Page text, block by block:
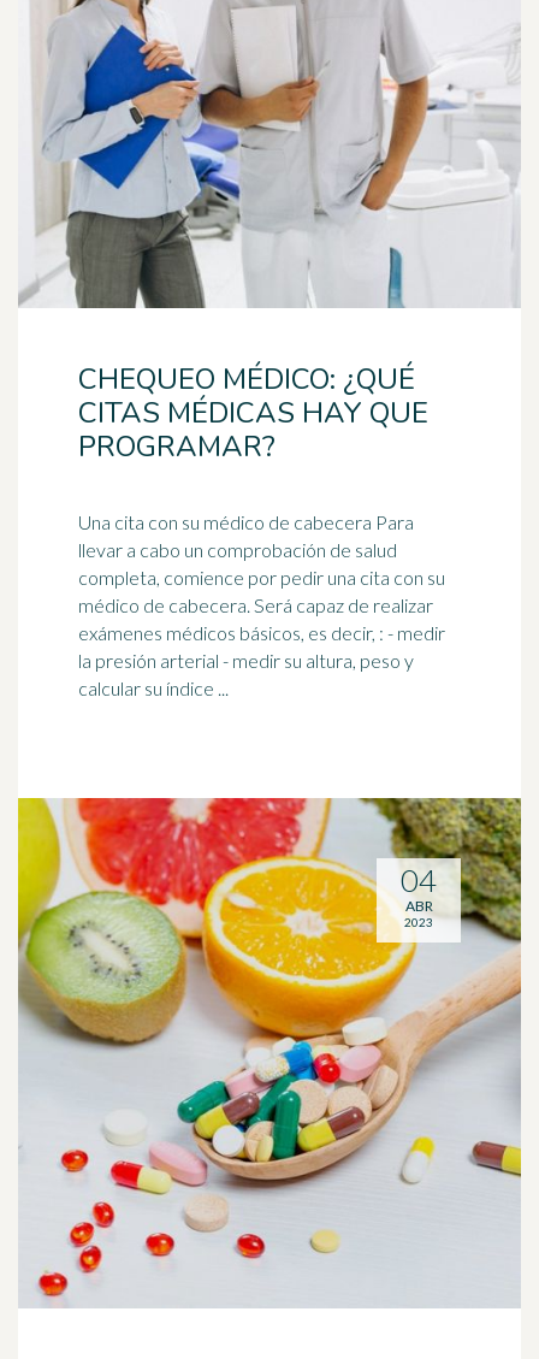
CHEQUEO MÉDICO: ¿QUÉ
CITAS MÉDICAS HAY QUE
PROGRAMAR?
Una cita con su médico de cabecera Para
llevar a cabo un comprobación de salud
completa, comience por pedir una cita con su
médico de cabecera. Será capaz de realizar
exámenes médicos básicos, es decir, : - medir
la presión arterial - medir su altura, peso y
calcular su índice ...
04
ABR
2023